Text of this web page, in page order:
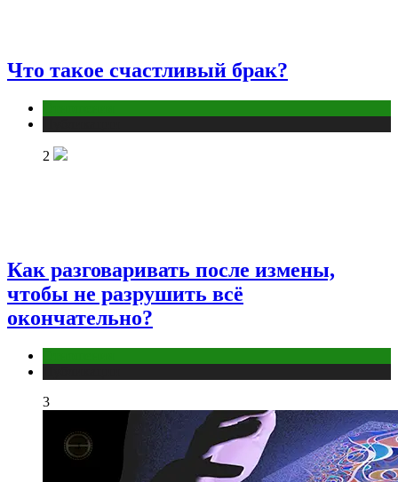
Что такое счастливый брак?
2
Как разговаривать после измены,
чтобы не разрушить всё
окончательно?
3